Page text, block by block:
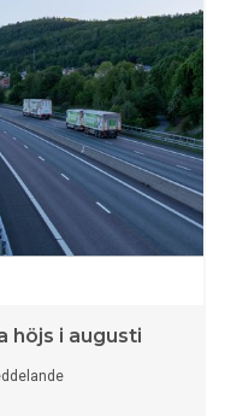
höjs i augusti